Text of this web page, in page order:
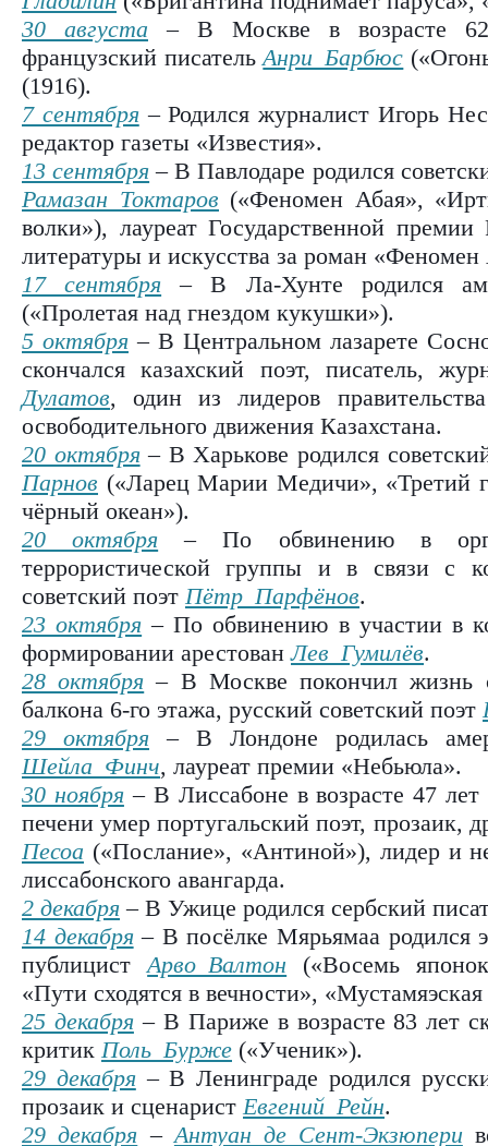
30 августа – В Москве в возрасте 62
французский писательАнри Барбюс («
(1916).
7 сентября– Родился журналист Игорь
редактор газеты «Известия».
13 сентября – В Павлодаре родился
Рамазан Токтаров («Феномен Абая»,
волки»), лауреат Государственной
литературы и искусства за роман
17 сентября – В Ла-Хунте родился
(«Пролетая над гнездом кукушки»).
5 октября – В Центральном лазарете
скончался казахский поэт, писатель,
Дулатов, один из лидеров
освободительного движения Казахстана.
20 октября– В Харькове родился
Парнов («Ларец Марии Медичи»,
чёрный океан»).
20 октября – По обвинению в
террористической группы и в связи с
советский поэт Пётр Парфёнов.
23 октября – По обвинению в участии в
формировании арестованЛев Гумилёв.
28 октября – В Москве покончил жизнь
балкона 6-го этажа, русский советский поэт
29 октября – В Лондоне родилась
Шейла Финч, лауреат премии «Небьюла».
30 ноября– В Лиссабоне в возрасте 47 лет
печени умер португальский поэт, прозаик,
Песоа («Послание», «Антиной»), лидер и
лиссабонского авангарда.
2 декабря – В Ужице родился сербский
14 декабря– В посёлке Мярьямаа родился
публицистАрво Валтон («Восемь
«Пути сходятся в вечности»,
25 декабря– В Париже в возрасте 83 лет
критик Поль Бурже («Ученик»).
29 декабря– В Ленинграде родился
прозаик и сценаристЕвгений Рейн.
29 декабря –Антуан де Сент-Экзюпери